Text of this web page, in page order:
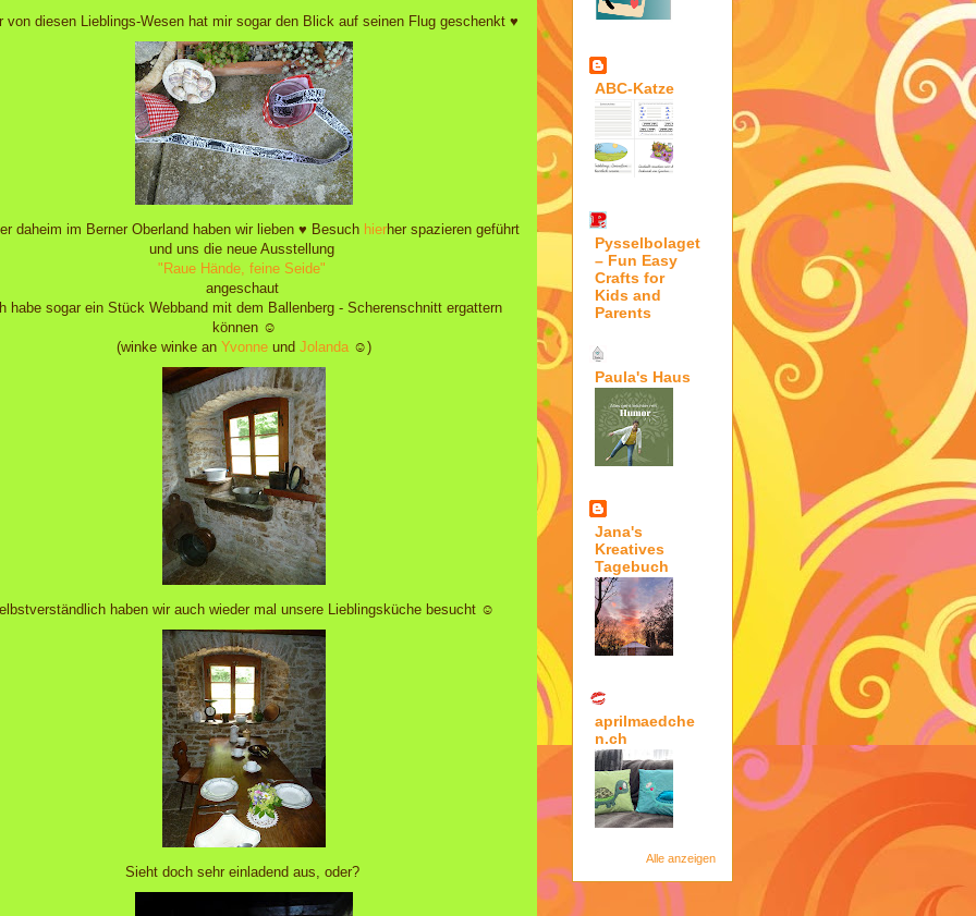
von diesen Lieblings-Wesen hat mir sogar den Blick auf seinen Flug geschenkt ♥
daheim im Berner Oberland haben wir lieben ♥ Besuch hierher spazieren geführt
und uns die neue Ausstellung
"Raue Hände, feine Seide"
angeschaut
habe sogar ein Stück Webband mit dem Ballenberg - Scherenschnitt ergattern
können ☺
(winke winke an Yvonne und Jolanda ☺)
haben wir auch wieder mal unsere Lieblingsküche besucht ☺
Sieht doch sehr einladend aus, oder?
ABC-Katze
Pysselbolaget
– Fun Easy
Crafts for
Kids and
Parents
Paula's Haus
Jana's
Kreatives
Tagebuch
aprilmaedche
n.ch
Alle anzeigen